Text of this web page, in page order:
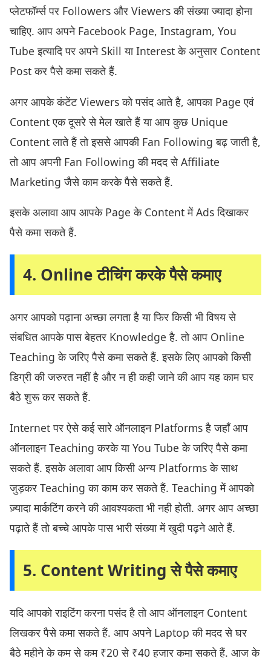
प्लेटफॉर्म्स पर Followers और Viewers की संख्या ज्यादा होना
चाहिए. आप अपने Facebook Page, Instagram, You
Tube इत्यादि पर अपने Skill या Interest के अनुसार Content
Post कर पैसे कमा सकते हैं.
अगर आपके कंटेंट Viewers को पसंद आते है, आपका Page एवं
Content एक दूसरे से मेल खाते हैं या आप कुछ Unique
Content लाते हैं तो इससे आपकी Fan Following बढ़ जाती है,
तो आप अपनी Fan Following की मदद से Affiliate
Marketing जैसे काम करके पैसे सकते हैं.
इसके अलावा आप आपके Page के Content में Ads दिखाकर
पैसे कमा सकते हैं.
4. Online टीचिंग करके पैसे कमाए
अगर आपको पढ़ाना अच्छा लगता है या फिर किसी भी विषय से
संबधित आपके पास बेहतर Knowledge है. तो आप Online
Teaching के जरिए पैसे कमा सकते हैं. इसके लिए आपको किसी
डिग्री की जरुरत नहीं है और न ही कही जाने की आप यह काम घर
बैठे शुरू कर सकते हैं.
Internet पर ऐसे कई सारे ऑनलाइन Platforms है जहाँ आप
ऑनलाइन Teaching करके या You Tube के जरिए पैसे कमा
सकते हैं. इसके अलावा आप किसी अन्य Platforms के साथ
जुड़कर Teaching का काम कर सकते हैं. Teaching में आपको
ज़्यादा मार्कटिंग करने की आवश्यकता भी नही होती. अगर आप अच्छा
पढ़ाते हैं तो बच्चे आपके पास भारी संख्या में खुदी पढ़ने आते हैं.
5. Content Writing से पैसे कमाए
यदि आपको राइटिंग करना पसंद है तो आप ऑनलाइन Content
लिखकर पैसे कमा सकते हैं. आप अपने Laptop की मदद से घर
बैठे महीने के कम से कम ₹20 से ₹40 हजार कमा सकते हैं. आज के